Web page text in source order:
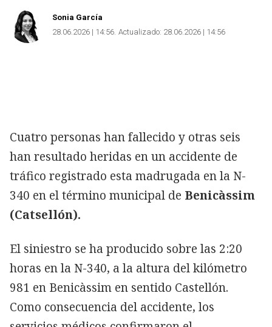
Sonia García
28.06.2026 | 14:56 Actualizado: 28.06.2026 | 14:56
Cuatro personas han fallecido y otras seis
han resultado heridas en un accidente de
tráfico registrado esta madrugada en la N-
340 en el término municipal de Benicàssim
(Catsellón).
El siniestro se ha producido sobre las 2:20
horas en la N-340, a la altura del kilómetro
981 en Benicàssim en sentido Castellón.
Como consecuencia del accidente, los